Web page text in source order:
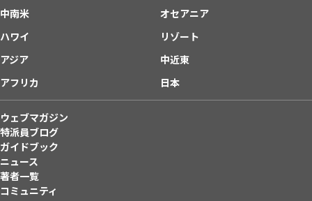
中南米
オセアニア
ハワイ
リゾート
アジア
中近東
アフリカ
日本
ウェブマガジン
特派員ブログ
ガイドブック
ニュース
著者一覧
コミュニティ